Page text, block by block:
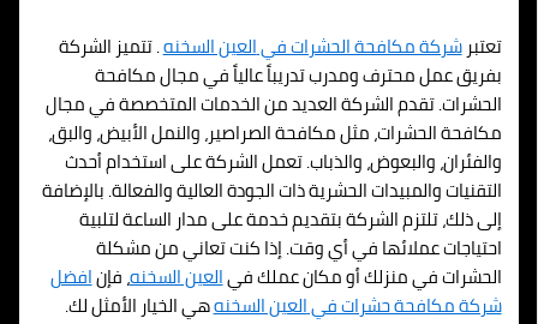
تعتبرشركة مكافحة الحشرات فيالعين السخنه. تتميز الشركة
بفريق عمل محترف ومدرب تدريباً عالياً في مجال مكافحة
الحشرات. تقدم الشركة العديد من الخدمات المتخصصة في مجال
مكافحة الحشرات، مثل مكافحة الصراصير، والنمل الأبيض، والبق،
والفئران، والبعوض، والذباب. تعمل الشركة على استخدام أحدث
التقنيات والمبيدات الحشرية ذات الجودة العالية والفعالة. بالإضافة
إلى ذلك، تلتزم الشركة بتقديم خدمة على مدار الساعة لتلبية
احتياجات عملائها في أي وقت. إذا كنت تعاني من مشكلة
الحشرات في منزلك أو مكان عملك فيالعين السخنه، فإنافضل
شركة مكافحة حشرات فيالعين السخنههي الخيار الأمثل لك.